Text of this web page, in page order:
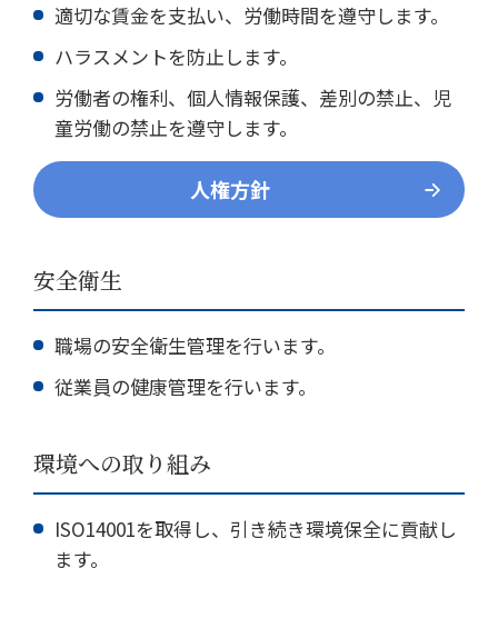
適切な賃金を支払い、労働時間を遵守します。
ハラスメントを防止します。
労働者の権利、個人情報保護、差別の禁止、児
童労働の禁止を遵守します。
人権方針
安全衛生
職場の安全衛生管理を行います。
従業員の健康管理を行います。
環境への取り組み
ISO14001を取得し、引き続き環境保全に貢献し
ます。